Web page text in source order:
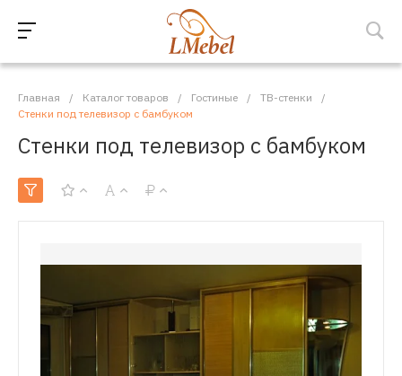
Главная / Каталог товаров / Гостиные / ТВ-стенки
/
Стенки под телевизор с бамбуком
Стенки под телевизор с бамбуком